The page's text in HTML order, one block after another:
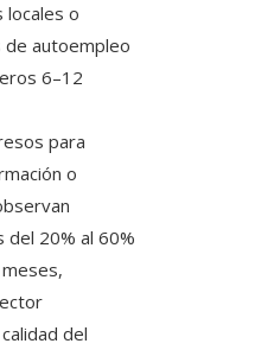
locales o
de autoempleo
6–12
para
o
20% al 60%
del